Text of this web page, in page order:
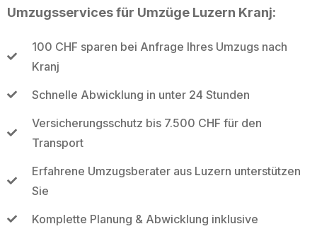
Umzugsservices für Umzüge Luzern Kranj:
100 CHF sparen bei Anfrage Ihres Umzugs nach
Kranj
Schnelle Abwicklung in unter 24 Stunden
Versicherungsschutz bis 7.500 CHF für den
Transport
Erfahrene Umzugsberater aus Luzern unterstützen
Sie
Komplette Planung & Abwicklung inklusive